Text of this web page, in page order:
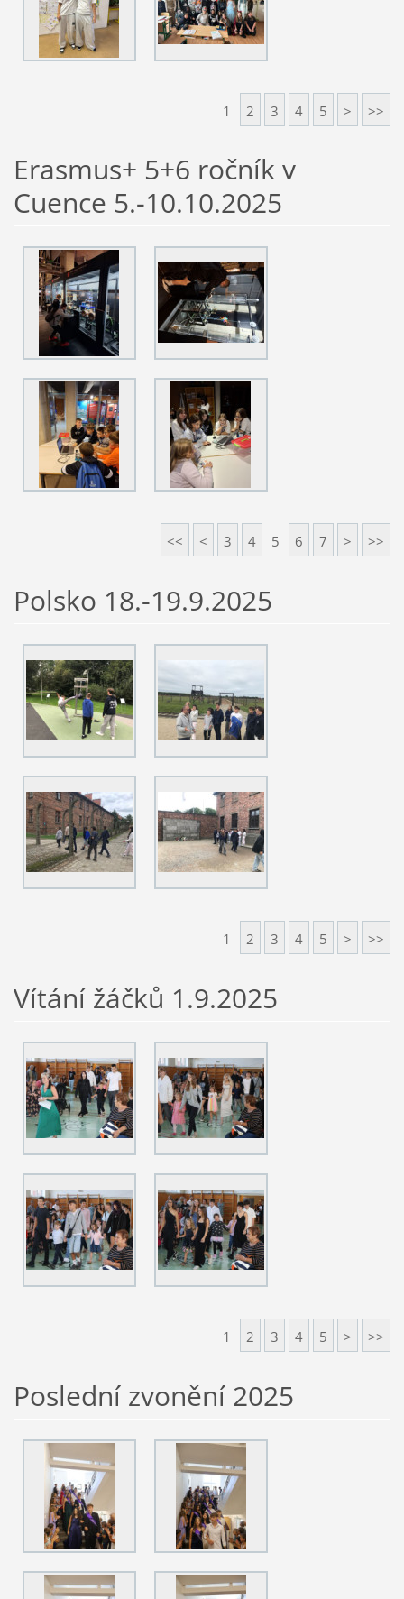
1 2 3 4 5 > >>
Erasmus+ 5+6 ročník v
Cuence 5.-10.10.2025
<< < 3 4 5 6 7 > >>
Polsko 18.-19.9.2025
1 2 3 4 5 > >>
Vítání žáčků 1.9.2025
1 2 3 4 5 > >>
Poslední zvonění 2025